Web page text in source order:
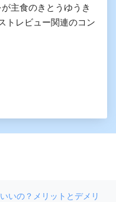
主食のきとうゆうき
トレビュー関連のコン
いの？メリットとデメリ